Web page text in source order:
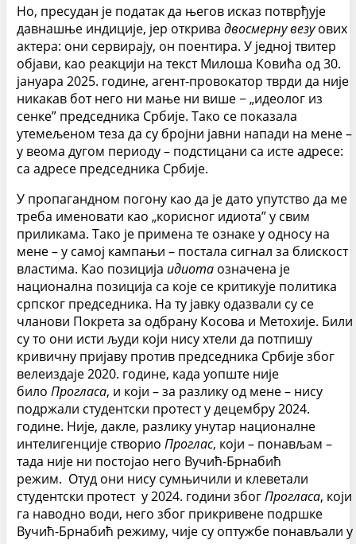
Но, пресудан је податак да његов исказ потврђује
давнашње индиције, јер открива двосмернувезуових
актера: они сервирају, он поентира. У једној твитер
објави, као реакцији на текст Милоша Ковића од 30.
јануара 2025. године, агент-провокатор тврди да није
никакав бот него ни мање ни више − „идеолог из
сенке” председника Србије. Тако се показала
утемељеном теза да су бројни јавни напади на мене –
у веома дугом периоду – подстицани са исте адресе:
са адресе председника Србије.
У пропагандном погону као да је дато упутство да ме
треба именовати као „корисног идиота” у свим
приликама. Тако је примена те ознаке у односу на
мене – у самој кампањи – постала сигнал за блискост
властима. Као позиција идиота означена је
национална позиција са које се критикује политика
српског председника. На ту јавку одазвали су се
чланови Покрета за одбрану Косова и Метохије. Били
су то они исти људи који нису хтели да потпишу
кривичну пријаву против председника Србије због
велеиздаје 2020. године, када уопште није
било Прогласа, и који – за разлику од мене – нису
подржали студентски протест у децембру 2024.
године. Није, дакле, разлику унутар националне
интелигенције створио Проглас, који – понављам –
тада није ни постојао него Вучић-Брнабић
режим. Отуд они нису сумњичили и клеветали
студентски протест у 2024. години збогПрогласа, који
га наводно води, него због прикривене подршке
Вучић-Брнабић режиму, чије су оптужбе понављали у